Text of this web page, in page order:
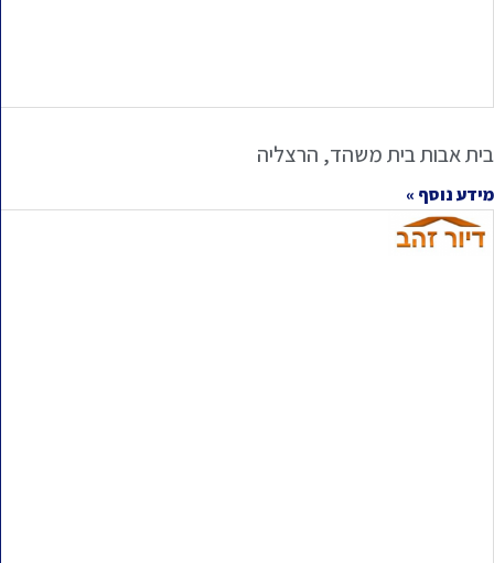
בית אבות בית משהד, הרצליה
מידע נוסף »